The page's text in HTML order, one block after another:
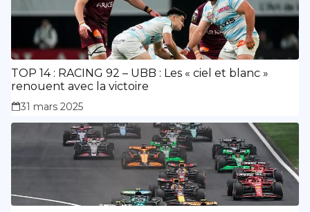
TOP 14 : RACING 92 – UBB : Les « ciel et blanc »
renouent avec la victoire
31 mars 2025